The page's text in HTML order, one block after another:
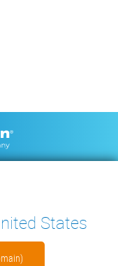
WECHATStates